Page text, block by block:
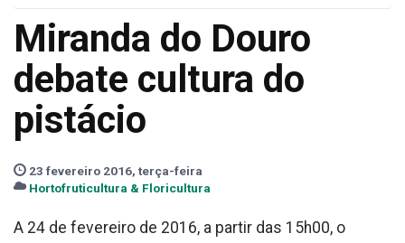
Miranda do Douro
debate cultura do
pistácio
23 fevereiro 2016, terça-feira
Hortofruticultura & Floricultura
A 24 de fevereiro de 2016, a partir das 15h00, o